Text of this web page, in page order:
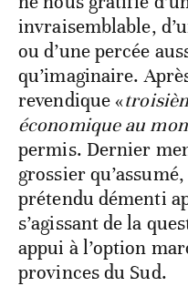
invraisemblable,
ou d’une percée
qu’imaginaire.
revendique «
économique au
permis. Dernier
grossier
prétendu démenti
s’agissant de la
appui à l’option
provinces du Sud.